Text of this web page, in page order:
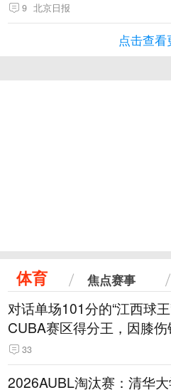
9 北京日报
点击查看
体育 焦点赛事
对话单场101分的“江西球
CUBA赛区得分王，因膝
A选秀
33
2026AUBL淘汰赛：清华